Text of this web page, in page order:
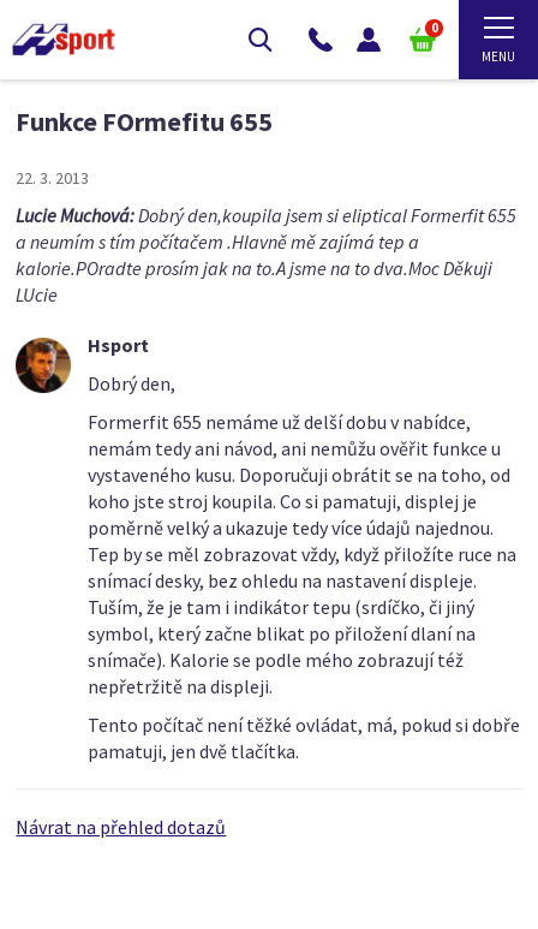
0
Funkce FOrmefitu 655
22. 3. 2013
Lucie Muchová:Dobrý den,koupila jsem si eliptical Formerfit 655
a neumím s tím počítačem .Hlavně mě zajímá tep a
kalorie.POradte prosím jak na to.A jsme na to dva.Moc Děkuji
LUcie
Hsport
Dobrý den,
Formerfit 655 nemáme už delší dobu v nabídce,
nemám tedy ani návod, ani nemůžu ověřit funkce u
vystaveného kusu. Doporučuji obrátit se na toho, od
koho jste stroj koupila. Co si pamatuji, displej je
poměrně velký a ukazuje tedy více údajů najednou.
Tep by se měl zobrazovat vždy, když přiložíte ruce na
snímací desky, bez ohledu na nastavení displeje.
Tuším, že je tam i indikátor tepu (srdíčko, či jiný
symbol, který začne blikat po přiložení dlaní na
snímače). Kalorie se podle mého zobrazují též
nepřetržitě na displeji.
Tento počítač není těžké ovládat, má, pokud si dobře
pamatuji, jen dvě tlačítka.
Návrat na přehled dotazů